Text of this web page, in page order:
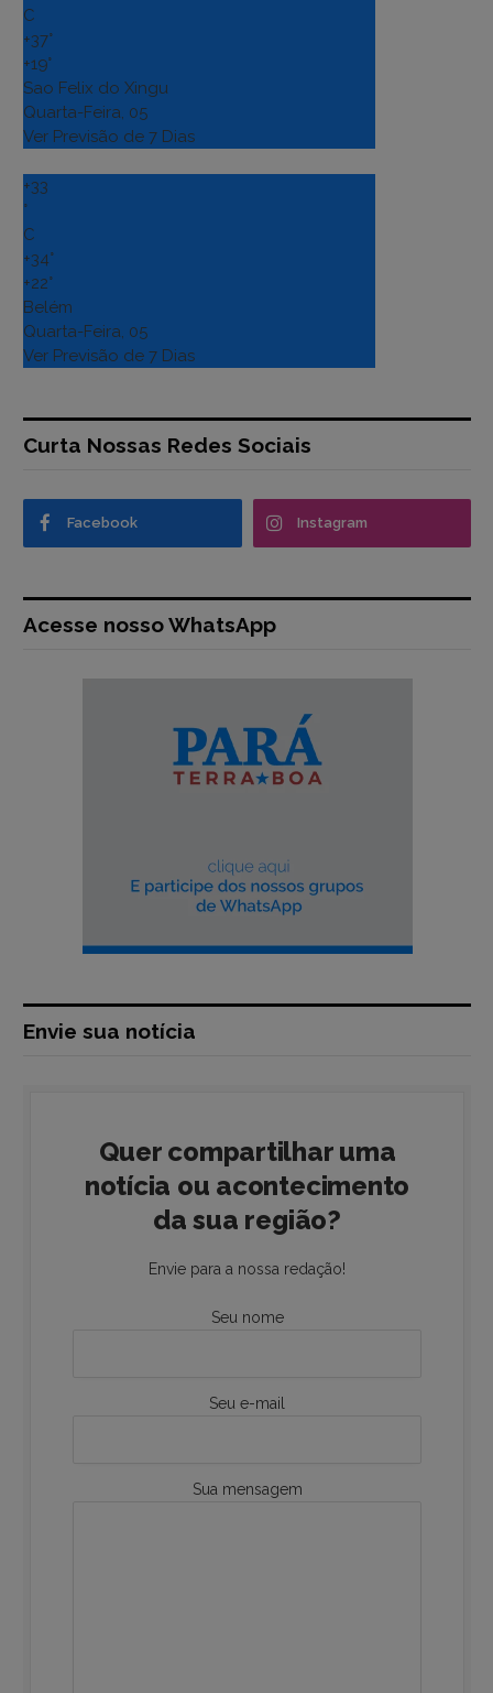
C
+37°
+19°
Sao Felix do Xingu
Quarta-Feira, 05
Ver Previsão de 7 Dias
+33
°
C
+34°
+22°
Belém
Quarta-Feira, 05
Ver Previsão de 7 Dias
Curta Nossas Redes Sociais
Facebook Instagram
Acesse nosso WhatsApp
Envie sua notícia
Quer compartilhar uma
notícia ou acontecimento
da sua região?
Envie para a nossa redação!
Seu nome
Seu e-mail
Sua mensagem